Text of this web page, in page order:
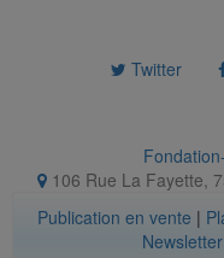
Twitter
106 Rue La Fayette,
Publication en vente |
Newsletter